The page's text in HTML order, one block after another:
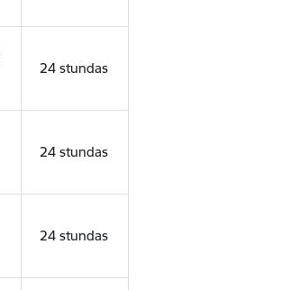
24 stundas
24 stundas
24 stundas